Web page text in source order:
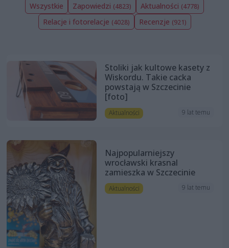
Wszystkie Zapowiedzi (4823) Aktualności (4778)
Relacje i fotorelacje (4028) Recenzje (921)
Stoliki jak kultowe kasety z
Wiskordu. Takie cacka
powstają w Szczecinie
[foto]
Aktualności 9 lat temu
Najpopularniejszy
wrocławski krasnal
zamieszka w Szczecinie
Aktualności 9 lat temu